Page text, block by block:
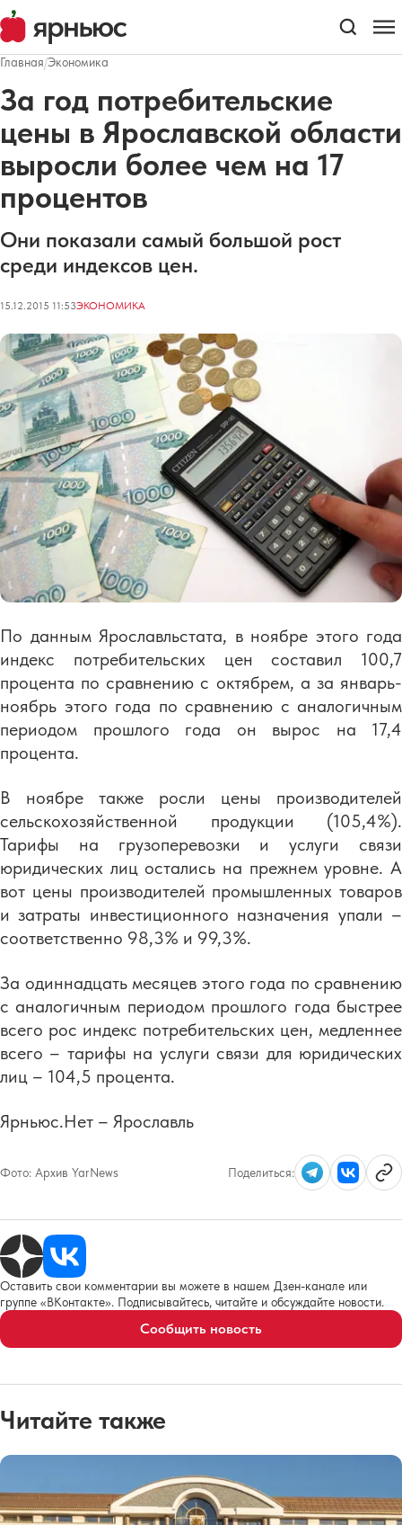
Главная/Экономика
За год потребительские
цены в Ярославской области
выросли более чем на 17
процентов
Они показали самый большой рост
среди индексов цен.
15.12.2015 11:53ЭКОНОМИКА
По данным Ярославльстата, в ноябре этого года
индекс потребительских цен составил 100,7
процента по сравнению с октябрем, а за январь-
ноябрь этого года по сравнению с аналогичным
периодом прошлого года он вырос на 17,4
процента.
В ноябре также росли цены производителей
сельскохозяйственной продукции (105,4%).
Тарифы на грузоперевозки и услуги связи
юридических лиц остались на прежнем уровне. А
вот цены производителей промышленных товаров
и затраты инвестиционного назначения упали –
соответственно 98,3% и 99,3%.
За одиннадцать месяцев этого года по сравнению
с аналогичным периодом прошлого года быстрее
всего рос индекс потребительских цен, медленнее
всего – тарифы на услуги связи для юридических
лиц – 104,5 процента.
Ярньюс.Нет – Ярославль
Фото: Архив YarNews Поделиться:
Оставить свои комментарии вы можете в нашем Дзен-канале или
группе «ВКонтакте». Подписывайтесь, читайте и обсуждайте новости.
Сообщить новость
Читайте также